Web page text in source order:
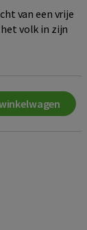
van een vrije
volk in zijn